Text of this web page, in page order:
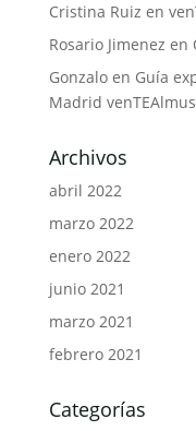
Cristina Ruiz en
Rosario Jimenez en
Gonzaloen Guía
Madrid
Archivos
abril 2022
marzo 2022
enero 2022
junio 2021
marzo 2021
febrero 2021
Categorías